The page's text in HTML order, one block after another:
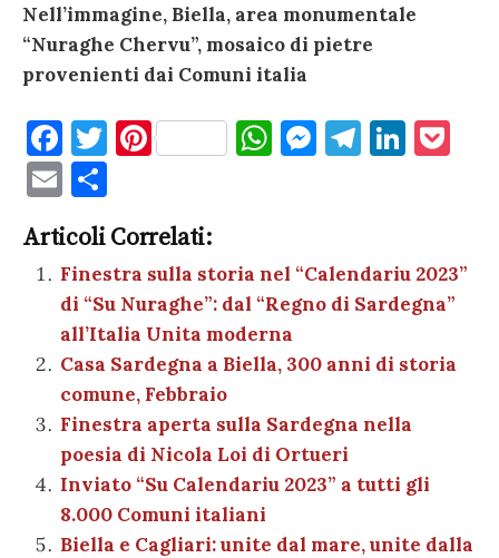
Nell’immagine, Biella, area monumentale
“Nuraghe Chervu”, mosaico di pietre
provenienti dai Comuni italia
F
a
c
e
b
o
o
k
T
te
r
Pi
es
t
W
A
p
p
M
g
er
T
a
m
Li
dI
n
et
E
m
ai
l
n
di
vi
di
Articoli Correlati:
Finestra sulla storia nel “Calendariu 2023”
di “Su Nuraghe”: dal “Regno di Sardegna”
all’Italia Unita moderna
Casa Sardegna a Biella, 300 anni di storia
comune, Febbraio
Finestra aperta sulla Sardegna nella
poesia di Nicola Loi di Ortueri
Inviato “Su Calendariu 2023” a tutti gli
8.000 Comuni italiani
Biella e Cagliari: unite dal mare, unite dalla